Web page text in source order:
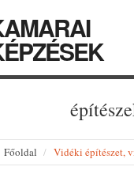
Főoldal Vidéki építészet,